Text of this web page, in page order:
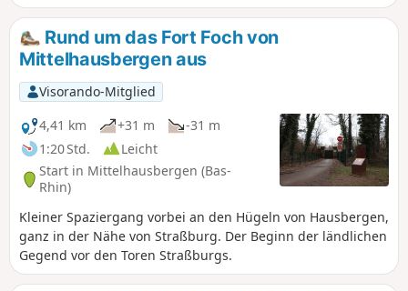
eines einzigartigen Kulturerbes!
Rund um das Fort Foch von
Mittelhausbergen aus
Visorando-Mitglied
4,41 km
+31 m
-31 m
1:20 Std.
Leicht
Start in Mittelhausbergen (Bas-
Rhin)
Kleiner Spaziergang vorbei an den Hügeln von Hausbergen,
ganz in der Nähe von Straßburg. Der Beginn der ländlichen
Gegend vor den Toren Straßburgs.